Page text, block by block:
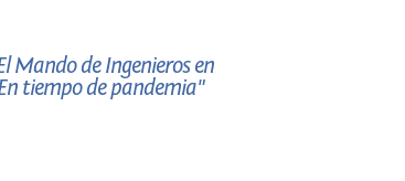
Mando de Ingenieros en
tiempo de pandemia"